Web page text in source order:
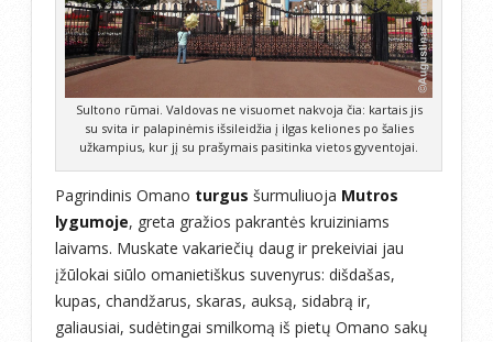
Sultono rūmai. Valdovas ne visuomet nakvoja čia: kartais jis
su svita ir palapinėmis išsileidžia į ilgas keliones po šalies
užkampius, kur jį su prašymais pasitinka vietos gyventojai.
Pagrindinis Omano turgus šurmuliuoja Mutros
lygumoje, greta gražios pakrantės kruiziniams
laivams. Muskate vakariečių daug ir prekeiviai jau
įžūlokai siūlo omanietiškus suvenyrus: dišdašas,
kupas, chandžarus, skaras, auksą, sidabrą ir,
galiausiai, sudėtingai smilkomą iš pietų Omano sakų